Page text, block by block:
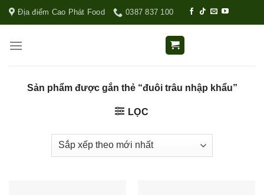
Địa điểm Cao Phát Food 0387 837 100
Sản phẩm được gắn thẻ “đuôi trâu nhập khẩu”
LỌC